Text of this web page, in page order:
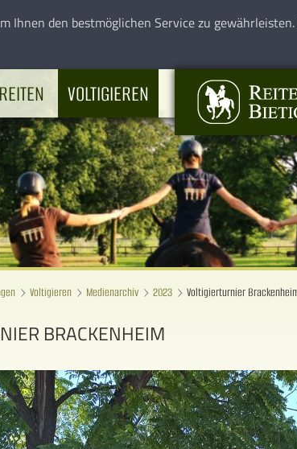
Ihnen den bestmöglichen Service zu
REITEN VOLTIGIEREN
Voltigieren Medienarchiv 2023 Voltigierturnier
BRACKENHEIM